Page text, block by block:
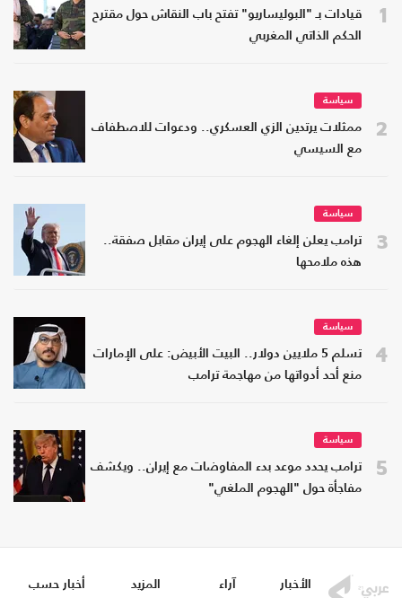
1
قيادات بـ "البوليساريو" تفتح باب النقاش حول مقترح
الحكم الذاتي المغربي
2
سياسة
ممثلات يرتدين الزي العسكري.. ودعوات للاصطفاف
مع السيسي
3
سياسة
ترامب يعلن إلغاء الهجوم على إيران مقابل صفقة..
هذه ملامحها
4
سياسة
تسلم 5 ملايين دولار.. البيت الأبيض: على الإمارات
منع أحد أدواتها من مهاجمة ترامب
5
سياسة
ترامب يحدد موعد بدء المفاوضات مع إيران.. ويكشف
مفاجأة حول "الهجوم الملغي"
الأخبار آراء المزيد أخبار حسب